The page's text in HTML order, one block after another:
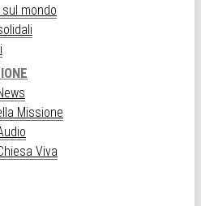
mondo
Missione
Viva